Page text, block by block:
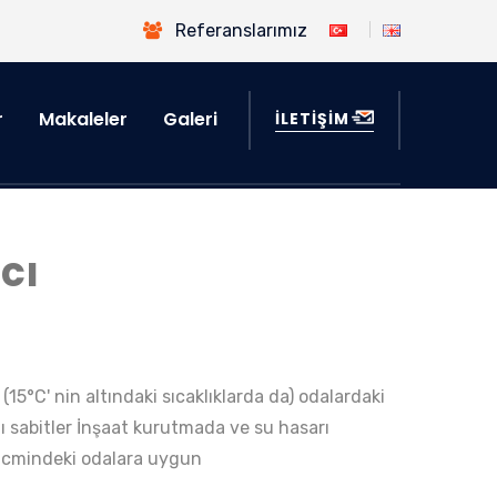
Referanslarımız
Makaleler Galeri İLETİŞİM
nin altındaki sıcaklıklarda da) odalardaki
sabitler İnşaat kurutmada ve su hasarı
odalara uygun